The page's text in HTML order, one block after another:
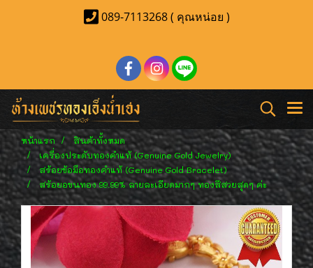
089-7113268 ( คุณหน่อย )
หน้าแรก
สินค้าทั้งหมด
เครื่องประดับทองคำแท้ (Genuine Gold Jewelry)
สร้อยข้อมือทองคำแท้ (Genuine Gold Bracelet)
สร้อยอขนทอง 99.99% ลายละเอียดมากๆ ทองสีสวยสุดๆ ค่ะ